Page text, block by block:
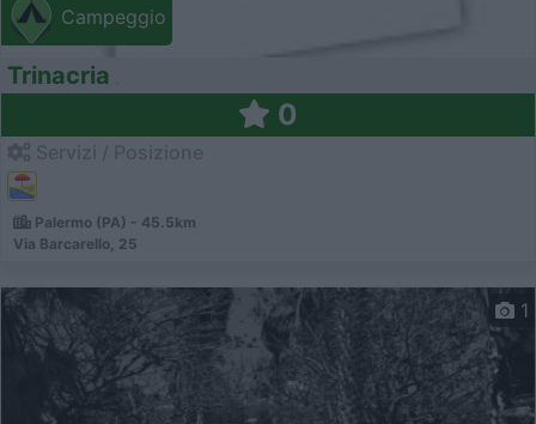
Campeggio
Trinacria
0
Palermo (PA) - 45.5km
Via Barcarello, 25
1